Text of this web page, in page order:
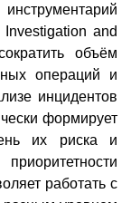
and
объём
операций и
инцидентов
формирует
их риска и
работать с